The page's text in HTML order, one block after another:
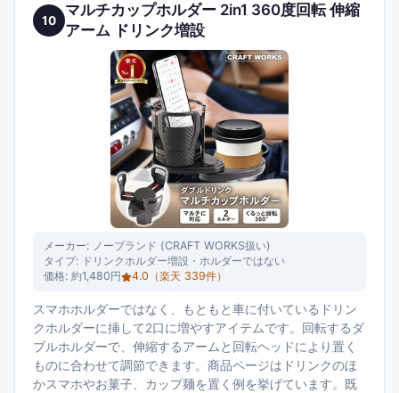
10
マルチカップホルダー 2in1 360度回転 伸縮
アーム ドリンク増設
メーカー: ノーブランド (CRAFT WORKS扱い)
タイプ: ドリンクホルダー増設・ホルダーではない
価格: 約1,480円 4.0 （楽天 339件）
スマホホルダーではなく、もともと車に付いているドリン
クホルダーに挿して2口に増やすアイテムです。回転するダ
ブルホルダーで、伸縮するアームと回転ヘッドにより置く
ものに合わせて調節できます。商品ページはドリンクのほ
かスマホやお菓子、カップ麺を置く例を挙げています。既